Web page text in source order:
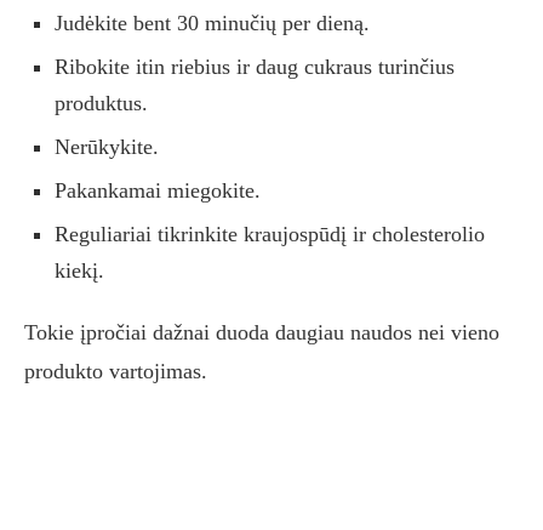
Judėkite bent 30 minučių per dieną.
Ribokite itin riebius ir daug cukraus turinčius
produktus.
Nerūkykite.
Pakankamai miegokite.
Reguliariai tikrinkite kraujospūdį ir cholesterolio
kiekį.
Tokie įpročiai dažnai duoda daugiau naudos nei vieno
produkto vartojimas.